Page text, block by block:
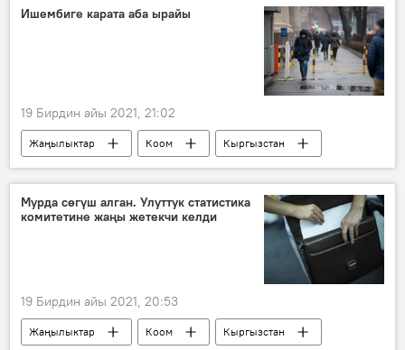
концерт
Ишембиге карата аба ырайы
19 Бирдин айы 2021, 21:02
Жаңылыктар Коом
Кыргызстан
аба ырайы
февраль
Мурда сөгүш алган. Улуттук статистика
комитетине жаңы жетекчи келди
19 Бирдин айы 2021, 20:53
Жаңылыктар Коом
Кыргызстан